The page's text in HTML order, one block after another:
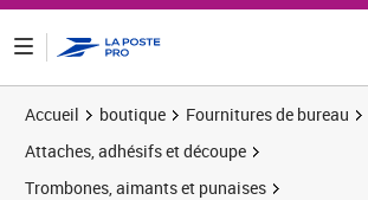
Accueil boutique
Fournitures de bureau
Attaches, adhésifs et découpe
Trombones, aimants et punaises